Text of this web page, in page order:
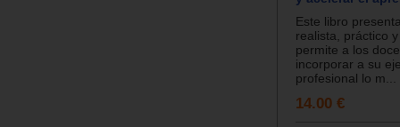
Este libro
realista, práctico
permite a los
incorporar a su
profesional lo m...
14.00 €